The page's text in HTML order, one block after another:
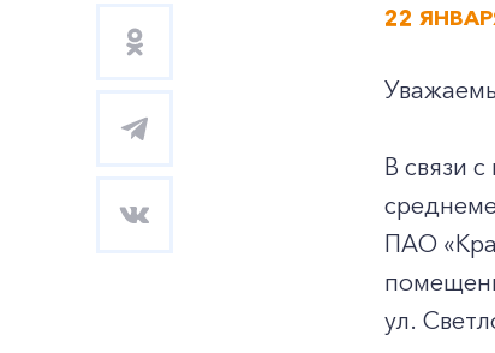
22
В связи
ПАО
ул.